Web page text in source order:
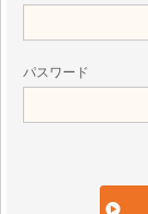
パスワード